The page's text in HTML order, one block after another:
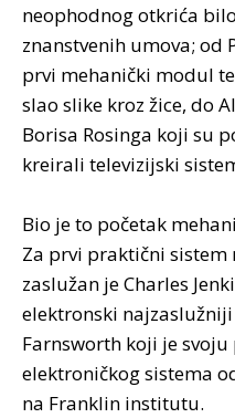
neophodnog otkrića
znanstvenih umova; od
prvi mehanički modul
slao slike kroz žice, do
Borisa Rosinga koji su
kreirali televizijski
Bio je to početak
Za prvi praktični sistem
zaslužan je Charles
elektronski
Farnsworth koji je
elektroničkog sistema
na Franklin institutu.